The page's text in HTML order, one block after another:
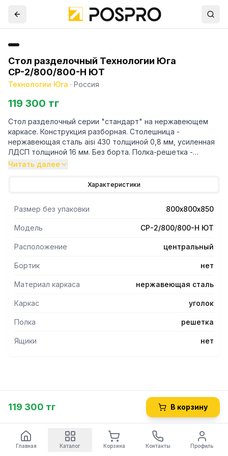
Стол разделочный Технологии Юга
СР-2/800/800-Н ЮТ
Технологии Юга · Россия
119 300 тг
Стол разделочный серии "стандарт" на нержавеющем
каркасе. Конструкция разборная. Столешница -
нержавеющая сталь aisi 430 толщиной 0,8 мм, усиленная
ЛДСП толщиной 16 мм. Без борта. Полка-решетка -
нержавеющая сталь толщиной 0,8 мм. Каркас - уголок
Читать далее
Характеристики
Размер без упаковки 800х800х850
Модель СР-2/800/800-Н ЮТ
Расположение центральный
Бортик нет
Материал каркаса нержавеющая сталь
Каркас уголок
Полка решетка
Ящики нет
119 300 тг В корзину
Главная Каталог Корзина Контакты Профиль